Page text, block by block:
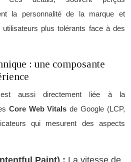
la personnalité de la marque et
plus tolérants face à des
: une composante
est aussi directement liée à la
Core Web Vitals de Google (LCP,
qui mesurent des aspects